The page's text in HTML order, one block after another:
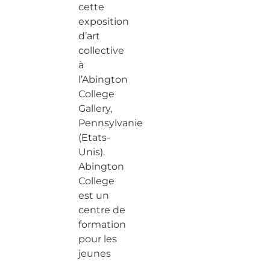
cette
exposition
d’art
collective
à
l’Abington
College
Gallery,
Pennsylvanie
(Etats-
Unis).
Abington
College
est un
centre de
formation
pour les
jeunes